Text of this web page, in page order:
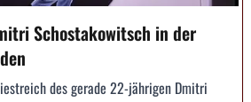
Schostakowitsch in der
des gerade 22-jährigen Dmitri